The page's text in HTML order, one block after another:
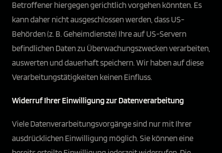
Betroffener hiergegen gerichtlich vorgehen könnten. Es
kann daher nicht ausgeschlossen werden, dass US-
Behörden (z. B. Geheimdienste) Ihre auf US-Servern
befindlichen Daten zu Überwachungszwecken verarbeiten,
auswerten und dauerhaft speichern. Wir haben auf diese
Verarbeitungstätigkeiten keinen Einfluss.
Widerruf Ihrer Einwilligung zur Datenverarbeitung
Viele Datenverarbeitungsvorgänge sind nur mit Ihrer
ausdrücklichen Einwilligung möglich. Sie können eine